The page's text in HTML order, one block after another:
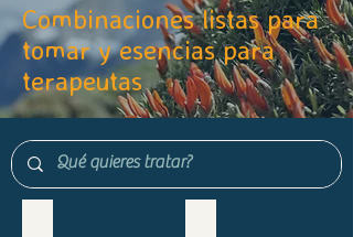
Combinaciones listas para
tomar y esencias para
terapeutas